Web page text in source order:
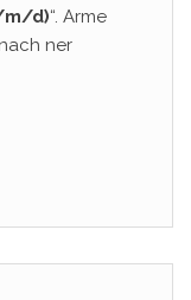
d)“. Arme
ner